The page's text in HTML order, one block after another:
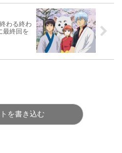
わる終わ
最終回を
を書き込む